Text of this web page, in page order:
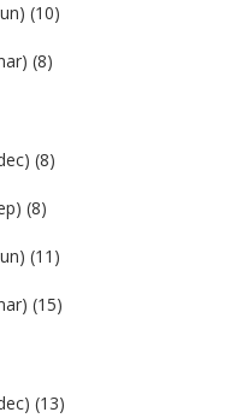
(10)
(8)
(8)
(8)
(11)
(15)
(13)